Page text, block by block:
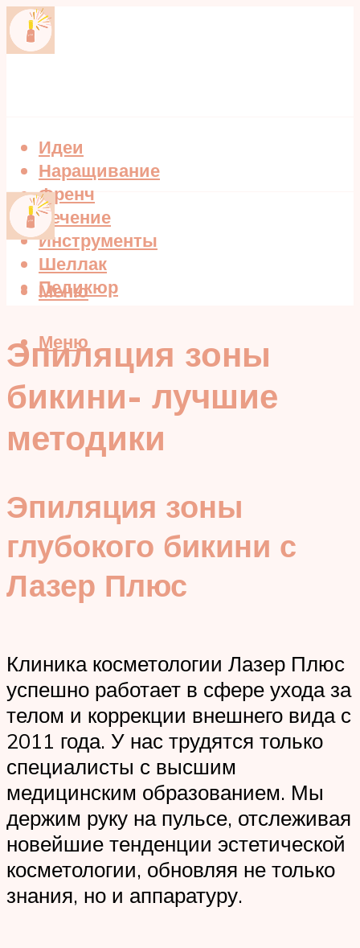
Идеи
Наращивание
Френч
Лечение
Инструменты
Шеллак
Педикюр
Меню
Меню
Эпиляция зоны
бикини- лучшие
методики
Эпиляция зоны
глубокого бикини с
Лазер Плюс
Клиника косметологии Лазер Плюс
успешно работает в сфере ухода за
телом и коррекции внешнего вида с
2011 года. У нас трудятся только
специалисты с высшим
медицинским образованием. Мы
держим руку на пульсе, отслеживая
новейшие тенденции эстетической
косметологии, обновляя не только
знания, но и аппаратуру.